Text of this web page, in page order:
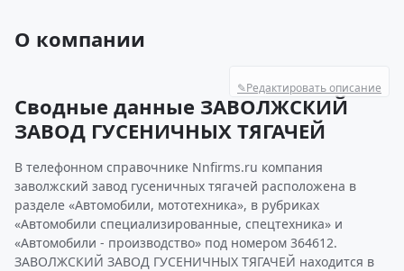
О компании
✎Редактировать описание
Сводные данные ЗАВОЛЖСКИЙ
ЗАВОД ГУСЕНИЧНЫХ ТЯГАЧЕЙ
В телефонном справочнике Nnfirms.ru компания
заволжский завод гусеничных тягачей расположена в
разделе «Автомобили, мототехника», в рубриках
«Автомобили специализированные, спецтехника» и
«Автомобили - производство» под номером 364612.
ЗАВОЛЖСКИЙ ЗАВОД ГУСЕНИЧНЫХ ТЯГАЧЕЙ находится в